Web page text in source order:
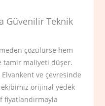
Güvenilir Teknik
çözülürse hem
tamir maliyeti düşer.
Elvankent ve çevresinde
orijinal yedek
fiyatlandırmayla